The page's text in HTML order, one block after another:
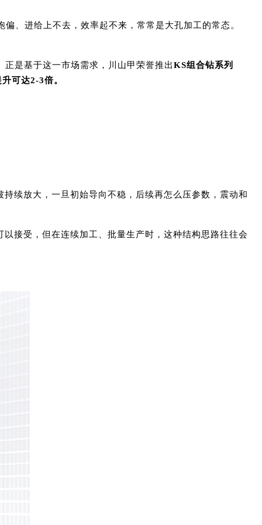
、进给上不去，效率起不来，常常是大孔加工的常态。
是基于这一市场需求，川山甲荣誉推出KS组合钻系列
可达2-3倍。
续放大，一旦初始导向不稳，后续再怎么压参数，震动和
接受，但在连续加工、批量生产时，这种结构思路往往会